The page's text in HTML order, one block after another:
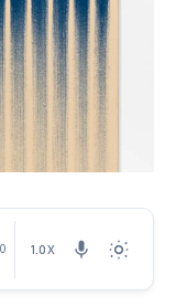
1.0X